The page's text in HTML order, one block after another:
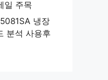
일 주목
냉장
분석 사용후